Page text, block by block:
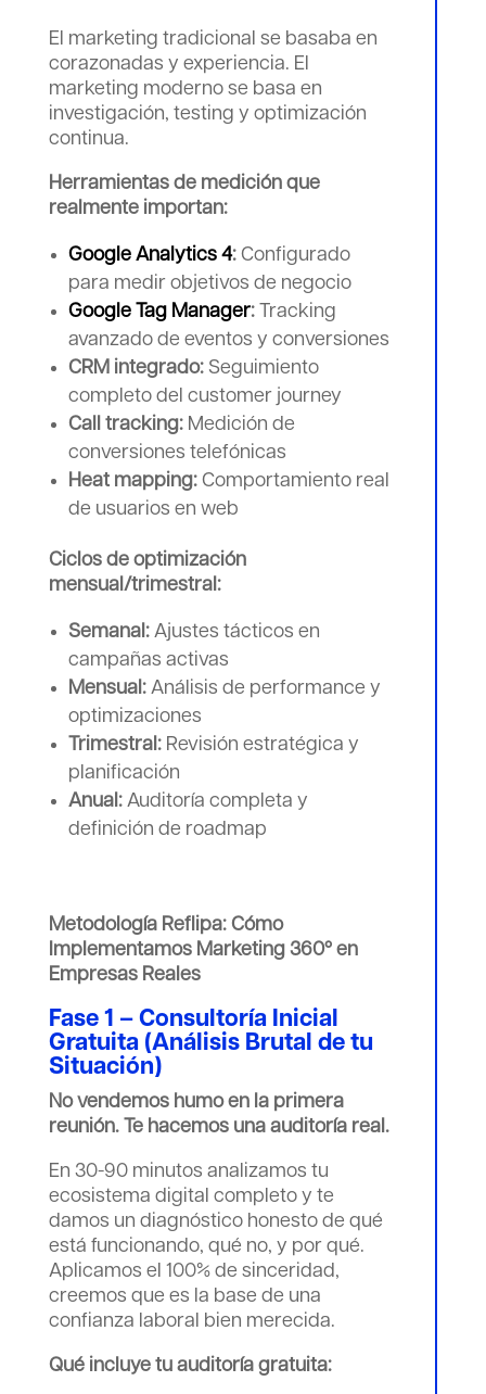
El marketing tradicional se basaba en
corazonadas y experiencia. El
marketing moderno se basa en
investigación, testing y optimización
continua.
Herramientas de medición que
realmente importan:
Google Analytics 4:Configurado
para medir objetivos de negocio
Google Tag Manager:Tracking
avanzado de eventos y conversiones
CRM integrado:Seguimiento
completo del customer journey
Call tracking:Medición de
conversiones telefónicas
Heat mapping:Comportamiento real
de usuarios en web
Ciclos de optimización
mensual/trimestral:
Semanal:Ajustes tácticos en
campañas activas
Mensual:Análisis de performance y
optimizaciones
Trimestral:Revisión estratégica y
planificación
Anual:Auditoría completa y
definición de roadmap
Metodología Reflipa: Cómo
Implementamos Marketing 360º en
Empresas Reales
Fase 1 – Consultoría Inicial
Gratuita (Análisis Brutal de tu
Situación)
No vendemos humo en la primera
reunión. Te hacemos una auditoría real.
En 30-90 minutos analizamos tu
ecosistema digital completo y te
damos un diagnóstico honesto de qué
está funcionando, qué no, y por qué.
Aplicamos el 100% de sinceridad,
creemos que es la base de una
confianza laboral bien merecida.
Qué incluye tu auditoría gratuita: